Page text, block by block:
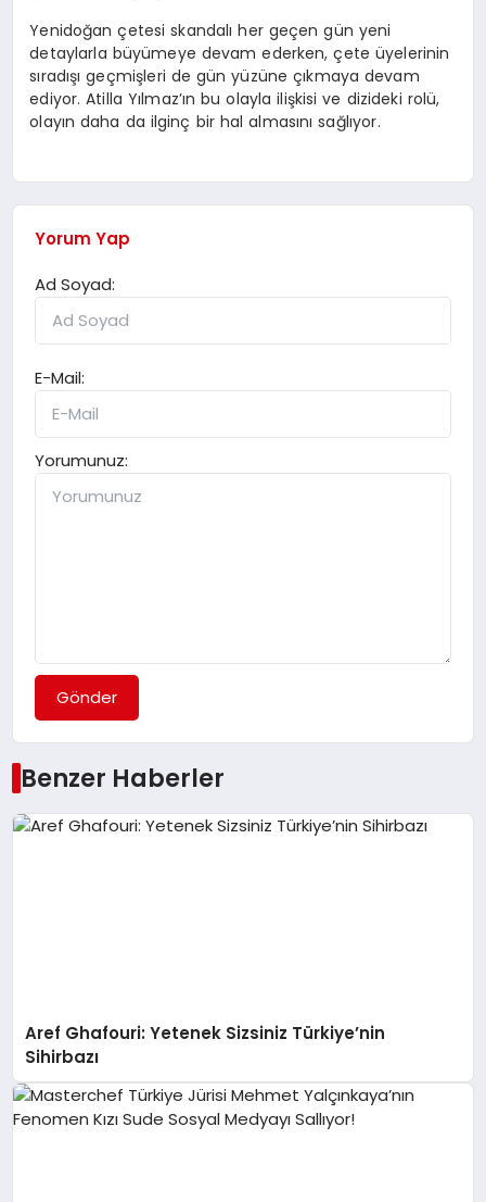
Yenidoğan çetesi skandalı her geçen gün yeni
detaylarla büyümeye devam ederken, çete üyelerinin
sıradışı geçmişleri de gün yüzüne çıkmaya devam
ediyor. Atilla Yılmaz’ın bu olayla ilişkisi ve dizideki rolü,
olayın daha da ilginç bir hal almasını sağlıyor.
Yorum Yap
Ad Soyad:
E-Mail:
Yorumunuz:
Gönder
Benzer Haberler
Aref Ghafouri: Yetenek Sizsiniz Türkiye’nin
Sihirbazı